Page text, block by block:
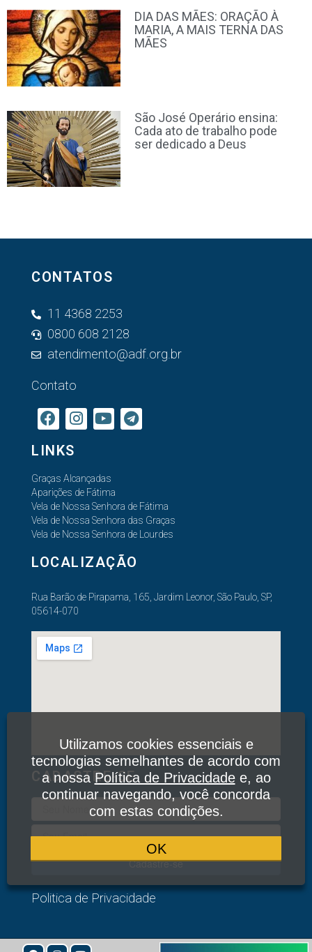
DIA DAS MÃES: ORAÇÃO À
MARIA, A MAIS TERNA DAS
MÃES
São José Operário ensina:
Cada ato de trabalho pode
ser dedicado a Deus
CONTATOS
11 4368 2253
0800 608 2128
atendimento@adf.org.br
Contato
LINKS
Graças Alcançadas
Aparições de Fátima
Vela de Nossa Senhora de Fátima
Vela de Nossa Senhora das Graças
Vela de Nossa Senhora de Lourdes
LOCALIZAÇÃO
Rua Barão de Pirapama, 165, Jardim Leonor, São Paulo, SP,
05614-070
CADASTRE-SE
Cadastre-se
Politica de Privacidade
Utilizamos cookies essenciais e
tecnologias semelhantes de acordo com
a nossaPolítica de Privacidadee, ao
continuar navegando, você concorda
com estas condições.
OK